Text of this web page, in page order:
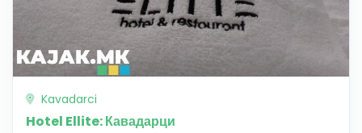
Kavadarci
Hotel Ellite: Кавадарци